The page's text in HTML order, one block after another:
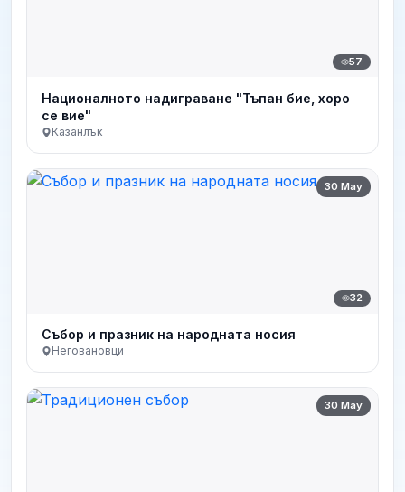
57
Националното надиграване "Тъпан бие, хоро
се вие"
Казанлък
30 May
32
Събор и празник на народната носия
Неговановци
30 May